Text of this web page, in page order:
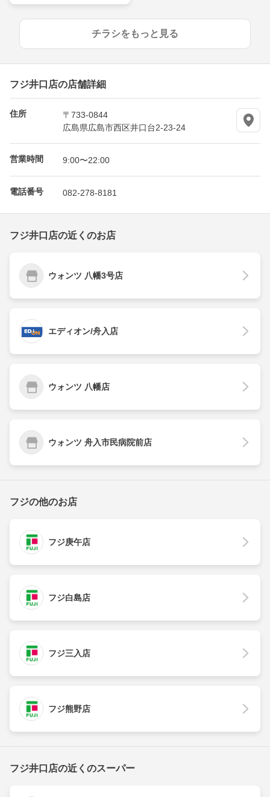
チラシをもっと見る
フジ井口店の店舗詳細
住所
〒733-0844
広島県広島市西区井口台2-23-24
営業時間 9:00〜22:00
電話番号 082-278-8181
フジ井口店の近くのお店
ウォンツ 八幡3号店
エディオン/舟入店
ウォンツ 八幡店
ウォンツ 舟入市民病院前店
フジの他のお店
フジ庚午店
フジ白島店
フジ三入店
フジ熊野店
フジ井口店の近くのスーパー